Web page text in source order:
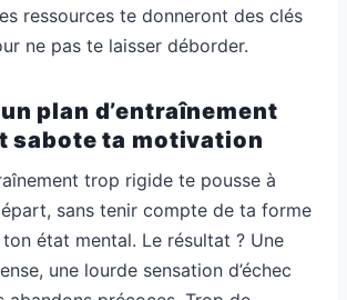
ressources te donneront des clés
ne pas te laisser déborder.
plan d’entraînement
sabote ta motivation
trop rigide te pousse à
sans tenir compte de ta forme
état mental. Le résultat ? Une
une lourde sensation d’échec